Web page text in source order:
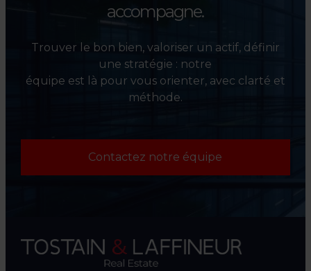
accompagne.
Trouver le bon bien, valoriser un actif, définir
une stratégie : notre
équipe est là pour vous orienter, avec clarté et
méthode.
Contactez notre équipe